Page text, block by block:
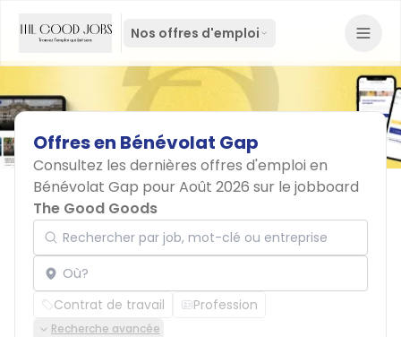
Nos offres d'emploi
Offresen Bénévolat Gap
Consultez les dernières offres d'emploi en
Bénévolat Gap pour Août 2026 sur le jobboard
The Good Goods
Rechercher par job, mot-clé ou entreprise
Localisation
Contrat de travail Profession
Recherche avancée